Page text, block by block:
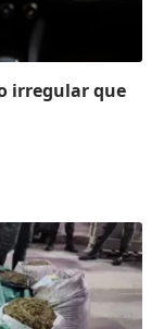
irregular que